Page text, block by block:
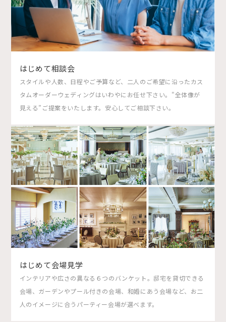
はじめて相談会
スタイルや人数、日程やご予算など、二人のご希望に沿ったカス
タムオーダーウェディングはいわやにお任せ下さい。"全体像が
見える”ご提案をいたします。安心してご相談下さい。
はじめて会場見学
インテリアや広さの異なる６つのバンケット。邸宅を貸切できる
会場、ガーデンやプール付きの会場、和婚にあう会場など、お二
人のイメージに合うパーティー会場が選べます。